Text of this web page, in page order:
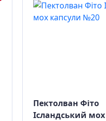
Пектолван Фіто
Ісландський